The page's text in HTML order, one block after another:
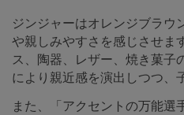
ジンジャーはオレンジブラウ
や親しみやすさを感じさせま
ス、陶器、レザー、焼き菓子
により親近感を演出しつつ、
また、「アクセントの万能選